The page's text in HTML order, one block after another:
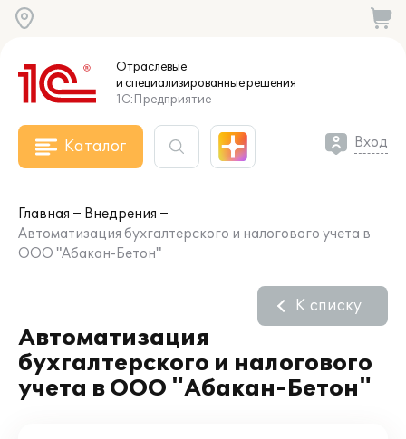
Отраслевые
и специализированныерешения
1С:Предприятие
Каталог Вход
Главная
Внедрения
Автоматизация бухгалтерского и налогового учета в
ООО "Абакан-Бетон"
Автоматизация
бухгалтерского и налогового
учета в ООО "Абакан-Бетон"
К списку